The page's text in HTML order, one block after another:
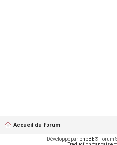
Accueil du forum
Développé par phpBB® Forum